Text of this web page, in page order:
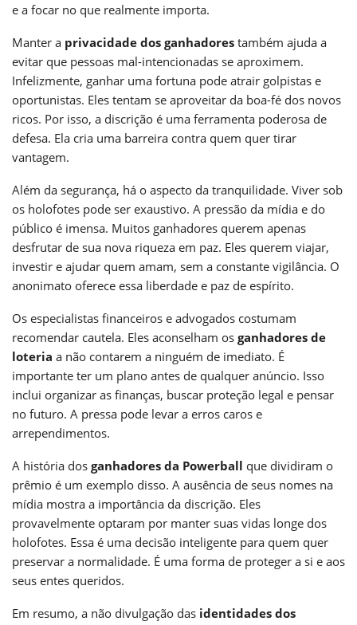
e a focar no que realmente importa.
Manter a privacidade dos ganhadores também ajuda a
evitar que pessoas mal-intencionadas se aproximem.
Infelizmente, ganhar uma fortuna pode atrair golpistas e
oportunistas. Eles tentam se aproveitar da boa-fé dos novos
ricos. Por isso, a discrição é uma ferramenta poderosa de
defesa. Ela cria uma barreira contra quem quer tirar
vantagem.
Além da segurança, há o aspecto da tranquilidade. Viver sob
os holofotes pode ser exaustivo. A pressão da mídia e do
público é imensa. Muitos ganhadores querem apenas
desfrutar de sua nova riqueza em paz. Eles querem viajar,
investir e ajudar quem amam, sem a constante vigilância. O
anonimato oferece essa liberdade e paz de espírito.
Os especialistas financeiros e advogados costumam
recomendar cautela. Eles aconselham os ganhadores de
loteria a não contarem a ninguém de imediato. É
importante ter um plano antes de qualquer anúncio. Isso
inclui organizar as finanças, buscar proteção legal e pensar
no futuro. A pressa pode levar a erros caros e
arrependimentos.
A história dos ganhadores da Powerball que dividiram o
prêmio é um exemplo disso. A ausência de seus nomes na
mídia mostra a importância da discrição. Eles
provavelmente optaram por manter suas vidas longe dos
holofotes. Essa é uma decisão inteligente para quem quer
preservar a normalidade. É uma forma de proteger a si e aos
seus entes queridos.
Em resumo, a não divulgação das identidades dos